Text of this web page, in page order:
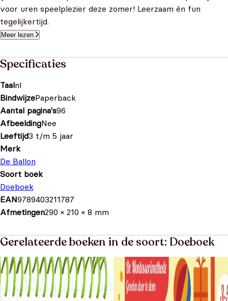
voor uren speelplezier deze zomer! Leerzaam én fun
tegelijkertijd.
Meer lezen
Specificaties
Taalnl
BindwijzePaperback
Aantal pagina's96
AfbeeldingNee
Leeftijd3 t/m 5 jaar
Merk
De Ballon
Soort boek
Doeboek
EAN9789403211787
Afmetingen290 × 210 × 8 mm
Gerelateerde boeken in de soort: Doeboek